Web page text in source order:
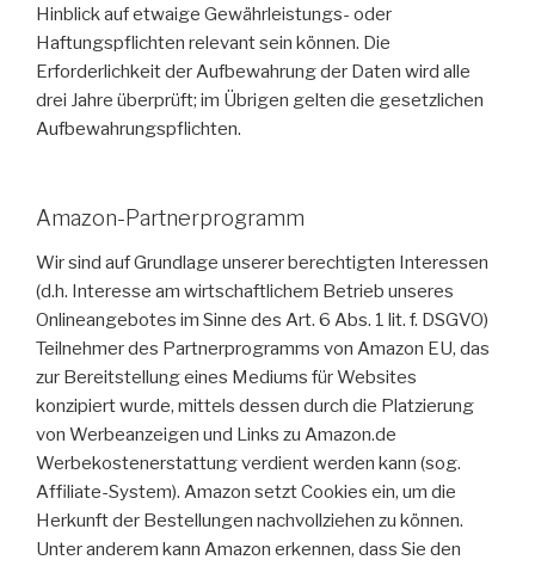
Hinblick auf etwaige Gewährleistungs- oder
Haftungspflichten relevant sein können. Die
Erforderlichkeit der Aufbewahrung der Daten wird alle
drei Jahre überprüft; im Übrigen gelten die gesetzlichen
Aufbewahrungspflichten.
Amazon-Partnerprogramm
Wir sind auf Grundlage unserer berechtigten Interessen
(d.h. Interesse am wirtschaftlichem Betrieb unseres
Onlineangebotes im Sinne des Art. 6 Abs. 1 lit. f. DSGVO)
Teilnehmer des Partnerprogramms von Amazon EU, das
zur Bereitstellung eines Mediums für Websites
konzipiert wurde, mittels dessen durch die Platzierung
von Werbeanzeigen und Links zu Amazon.de
Werbekostenerstattung verdient werden kann (sog.
Affiliate-System). Amazon setzt Cookies ein, um die
Herkunft der Bestellungen nachvollziehen zu können.
Unter anderem kann Amazon erkennen, dass Sie den